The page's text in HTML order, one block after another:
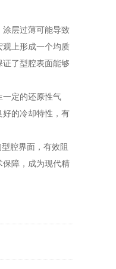
层过薄可能导致
观上形成一个均质
了型腔表面能够
定的还原性气
好的冷却特性，有
腔界面，有效阻
保障，成为现代精